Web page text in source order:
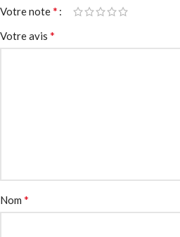
Votre note*
Votre avis *
Nom *